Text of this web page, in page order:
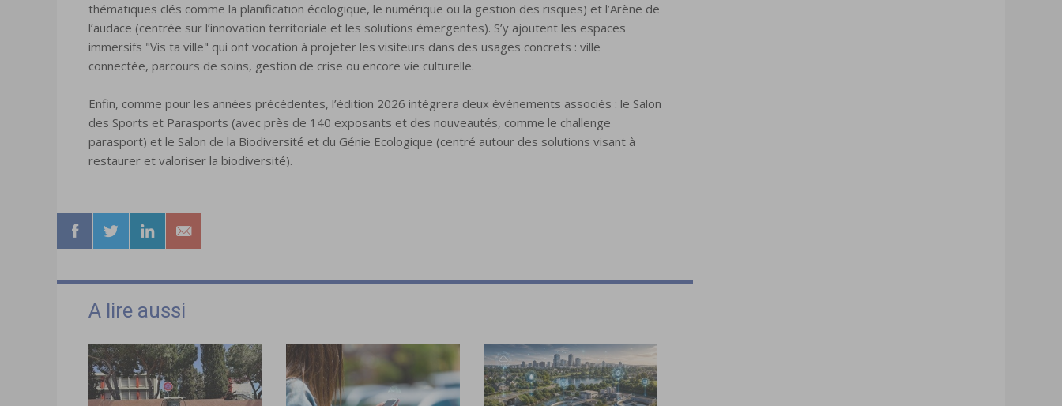
thématiques clés comme la planification écologique, le numérique ou la gestion des risques) et l’Arène de
l’audace (centrée sur l’innovation territoriale et les solutions émergentes). S’y ajoutent les espaces
immersifs "Vis ta ville" qui ont vocation à projeter les visiteurs dans des usages concrets : ville
connectée, parcours de soins, gestion de crise ou encore vie culturelle.
Enfin, comme pour les années précédentes, l’édition 2026 intégrera deux événements associés : le Salon
des Sports et Parasports (avec près de 140 exposants et des nouveautés, comme le challenge
parasport) et le Salon de la Biodiversité et du Génie Ecologique (centré autour des solutions visant à
restaurer et valoriser la biodiversité).
A lire aussi